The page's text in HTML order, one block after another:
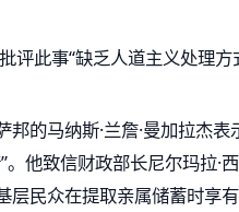
评此事“缺乏人道主义处理
的马纳斯·兰詹·曼加拉杰
。他致信财政部长尼尔玛拉·
层民众在提取亲属储蓄时享